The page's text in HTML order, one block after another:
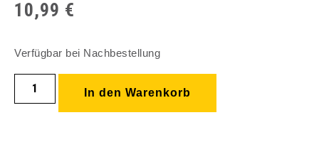
10,99 €
Verfügbar bei Nachbestellung
In den Warenkorb